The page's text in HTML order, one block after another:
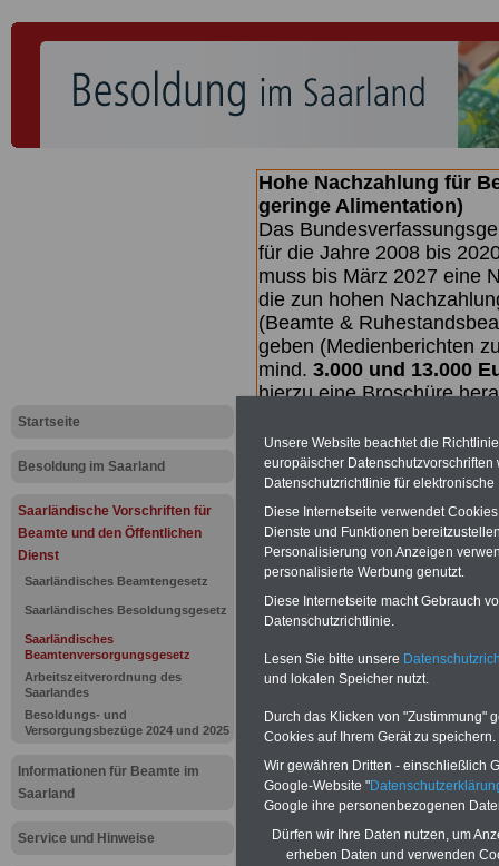
Startseite
Besoldung im Saarland
Saarländische Vorschriften für
Beamte und den Öffentlichen
Dienst
Saarländisches Beamtengesetz
Saarländisches Besoldungsgesetz
Saarländisches
Beamtenversorgungsgesetz
Arbeitszeitverordnung des
Saarlandes
Besoldungs- und
Versorgungsbezüge 2024 und 2025
Informationen für Beamte im
Saarland
Service und Hinweise
Hohe Nachzahlung für
geringe Alimentation)
Das
für die Jahre 2008 bis
muss bis März 2027 eine
die zun hohen
(Beamte &
geben (Medienberichten
mind. 3.000 und 13.000
hierzu eine Broschüre
Quartal.2026 >>>
zur
Renten
die
Unsere Website beachtet die
europäischer
Datenschutzrichtlinie für
Diese Internetseite verwendet
Dienste und Funktionen
Personalisierung von Anzeigen
personalisierte Werbung genutzt.
Diese Internetseite macht Gebrauch
Datenschutzrichtlinie.
Lesen Sie bitte unsere
und lokalen Speicher nutzt.
Durch das Klicken von "Zustimmung"
Cookies auf Ihrem Gerät zu speichern.
Wir gewähren Dritten - einschließlich
Google-Website "
Google ihre personenbezogenen
Dürfen wir Ihre Daten nutzen, um
erheben Daten und verwenden